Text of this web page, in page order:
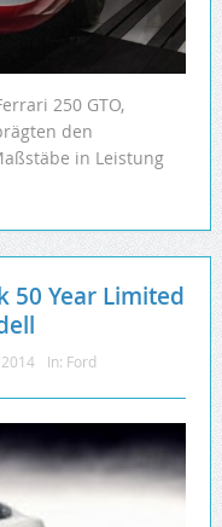
250 GTO,
den
in Leistung
50 Year Limited
In: Ford